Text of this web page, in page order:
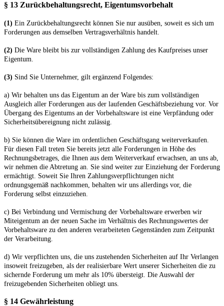
§ 13 Zurückbehaltungsrecht, Eigentumsvorbehalt
(1) Ein Zurückbehaltungsrecht können Sie nur ausüben, soweit es sich um
Forderungen aus demselben Vertragsverhältnis handelt.
(2) Die Ware bleibt bis zur vollständigen Zahlung des Kaufpreises unser
Eigentum.
(3) Sind Sie Unternehmer, gilt ergänzend Folgendes:
a) Wir behalten uns das Eigentum an der Ware bis zum vollständigen
Ausgleich aller Forderungen aus der laufenden Geschäftsbeziehung vor. Vor
Übergang des Eigentums an der Vorbehaltsware ist eine Verpfändung oder
Sicherheitsübereignung nicht zulässig.
b) Sie können die Ware im ordentlichen Geschäftsgang weiterverkaufen.
Für diesen Fall treten Sie bereits jetzt alle Forderungen in Höhe des
Rechnungsbetrages, die Ihnen aus dem Weiterverkauf erwachsen, an uns ab,
wir nehmen die Abtretung an. Sie sind weiter zur Einziehung der Forderung
ermächtigt. Soweit Sie Ihren Zahlungsverpflichtungen nicht
ordnungsgemäß nachkommen, behalten wir uns allerdings vor, die
Forderung selbst einzuziehen.
c) Bei Verbindung und Vermischung der Vorbehaltsware erwerben wir
Miteigentum an der neuen Sache im Verhältnis des Rechnungswertes der
Vorbehaltsware zu den anderen verarbeiteten Gegenständen zum Zeitpunkt
der Verarbeitung.
d) Wir verpflichten uns, die uns zustehenden Sicherheiten auf Ihr Verlangen
insoweit freizugeben, als der realisierbare Wert unserer Sicherheiten die zu
sichernde Forderung um mehr als 10% übersteigt. Die Auswahl der
freizugebenden Sicherheiten obliegt uns.
§ 14 Gewährleistung